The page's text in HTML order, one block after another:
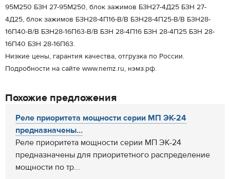
95М250 БЗН 27-95М250, блок зажимов БЗН27-4Д25 БЗН 27-
4Д25, блок зажимов БЗН28-4П16-В/В БЗН28-4П25-В/В БЗН28-
16П40-В/В БЗН28-16П63-В/В БЗН 28-4П16 БЗН 28-4П25 БЗН 28-
16П40 БЗН 28-16П63.
Низкие цены, гарантия качества, отгрузка по России.
Подробности на сайте www.nemz.ru, нэмз.рф.
Похожие предложения
Реле приоритета мощности серии МП ЭК-24
предназначены...
Реле приоритета мощности серии МП ЭК-24
предназначены для приоритетного распределение
мощности по тр...